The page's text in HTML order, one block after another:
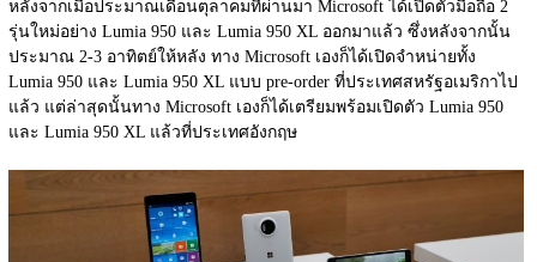
หลังจากเมื่อประมาณเดือนตุลาคมที่ผ่านมา Microsoft ได้เปิดตัวมือถือ 2
รุ่นใหม่อย่าง Lumia 950 และ Lumia 950 XL ออกมาแล้ว ซึ่งหลังจากนั้น
ประมาณ 2-3 อาทิตย์ให้หลัง ทาง Microsoft เองก็ได้เปิดจำหน่ายทั้ง
Lumia 950 และ Lumia 950 XL แบบ pre-order ที่ประเทศสหรัฐอเมริกาไป
แล้ว แต่ล่าสุดนั้นทาง Microsoft เองก็ได้เตรียมพร้อมเปิดตัว Lumia 950
และ Lumia 950 XL แล้วที่ประเทศอังกฤษ